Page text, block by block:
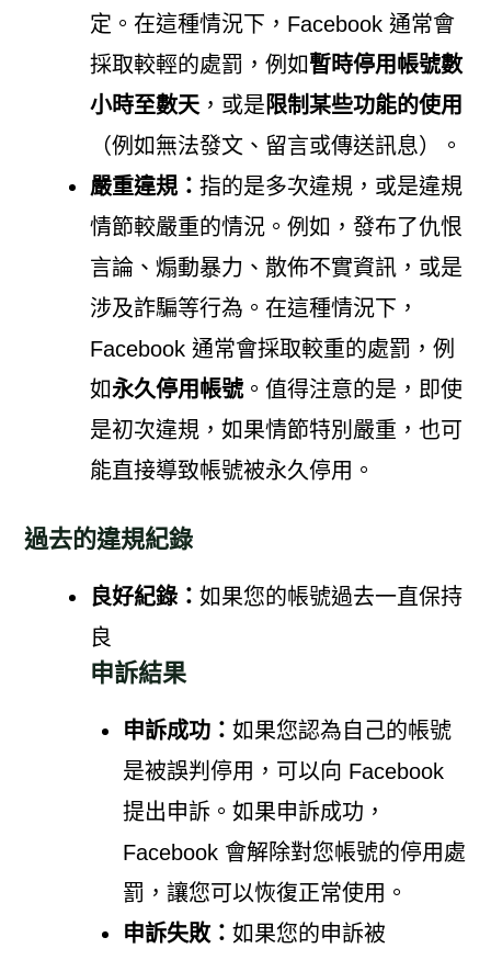
定。在這種情況下，Facebook 通常會
採取較輕的處罰，例如暫時停用帳號數
小時至數天，或是 限制某些功能的使用
（例如無法發文、留言或傳送訊息）。
嚴重違規： 指的是多次違規，或是違規
情節較嚴重的情況。例如，發布了仇恨
言論、煽動暴力、散佈不實資訊，或是
涉及詐騙等行為。在這種情況下，
Facebook 通常會採取較重的處罰，例
如永久停用帳號。值得注意的是，即使
是初次違規，如果情節特別嚴重，也可
能直接導致帳號被永久停用。
過去的違規紀錄
良好紀錄： 如果您的帳號過去一直保持
良
申訴結果
申訴成功： 如果您認為自己的帳號
是被誤判停用，可以向 Facebook
提出申訴。如果申訴成功，
Facebook 會解除對您帳號的停用處
罰，讓您可以恢復正常使用。
申訴失敗： 如果您的申訴被